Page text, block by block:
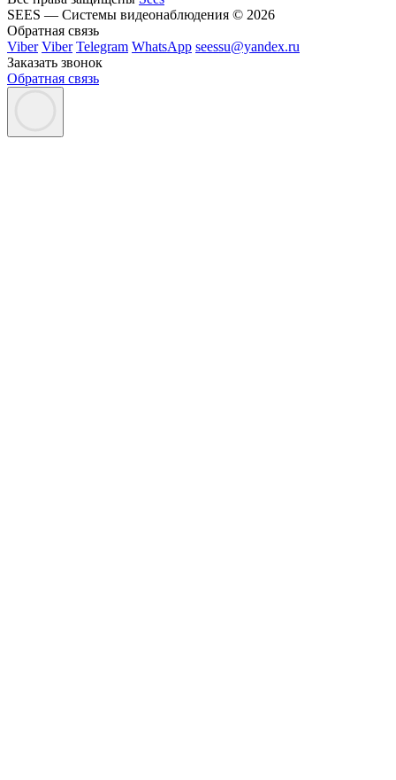
SEES — Системы видеонаблюдения © 2026
Обратная связь
Viber Viber Telegram WhatsApp seessu@yandex.ru
Заказать звонок
Обратная связь